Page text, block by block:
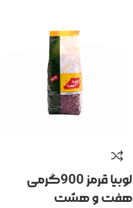
لوبیا قرمز 900گرمی
هفت و هشت